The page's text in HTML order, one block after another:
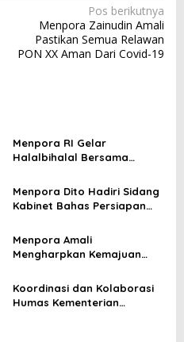
Pos berikutnya
Menpora Zainudin Amali
Pastikan Semua Relawan
PON XX Aman Dari Covid-19
Menpora RI Gelar
Halalbihalal Bersama
Menpora Dito Hadiri Sidang
Kabinet Bahas Persiapan
Menpora Amali
Mengharpkan Kemajuan
Koordinasi dan Kolaborasi
Humas Kementerian